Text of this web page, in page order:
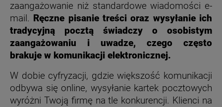
zaangażowanie niż standardowe wiadomości e-
mail. Ręczne pisanie treści oraz wysyłanie ich
tradycyjną pocztą świadczy o osobistym
zaangażowaniu i uwadze, czego często
brakuje w komunikacji elektronicznej.
W dobie cyfryzacji, gdzie większość komunikacji
odbywa się online, wysyłanie kartek pocztowych
wyróżni Twoją firmę na tle konkurencji. Klienci na